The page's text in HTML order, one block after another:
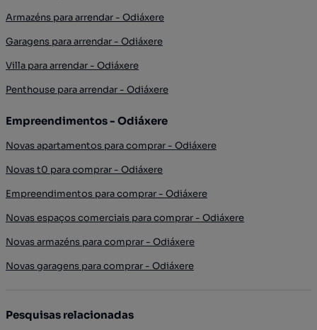
Armazéns para arrendar - Odiáxere
Garagens para arrendar - Odiáxere
Villa para arrendar - Odiáxere
Penthouse para arrendar - Odiáxere
Empreendimentos - Odiáxere
Novas apartamentos para comprar - Odiáxere
Novas t0 para comprar - Odiáxere
Empreendimentos para comprar - Odiáxere
Novas espaços comerciais para comprar - Odiáxere
Novas armazéns para comprar - Odiáxere
Novas garagens para comprar - Odiáxere
Pesquisas relacionadas